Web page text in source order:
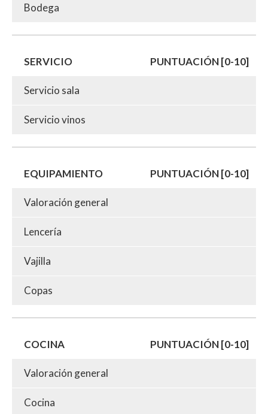
Bodega
SERVICIO PUNTUACIÓN [0-10]
Servicio sala
Servicio vinos
EQUIPAMIENTO PUNTUACIÓN [0-10]
Valoración general
Lencería
Vajilla
Copas
COCINA PUNTUACIÓN [0-10]
Valoración general
Cocina